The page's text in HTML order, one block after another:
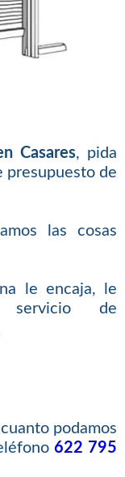
Casares, pida
presupuesto de
las cosas
le encaja, le
servicio de
podamos
622 795